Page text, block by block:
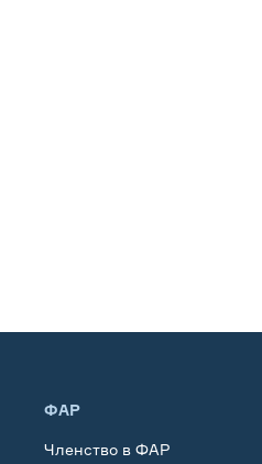
ФАР
Членство в ФАР